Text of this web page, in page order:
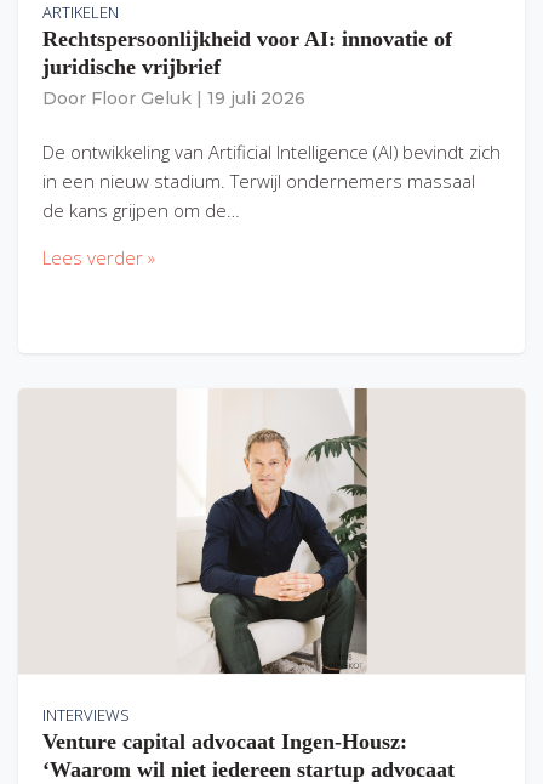
ARTIKELEN
Rechtspersoonlijkheid voor AI: innovatie of
juridische vrijbrief
Door Floor Geluk 19 juli 2026
De ontwikkeling van Artificial Intelligence (AI) bevindt zich
in een nieuw stadium. Terwijl ondernemers massaal
de kans grijpen om de…
Lees verder »
INTERVIEWS
Venture capital advocaat Ingen-Housz:
‘Waarom wil niet iedereen startup advocaat